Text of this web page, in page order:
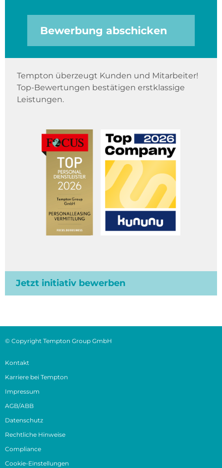
Bewerbung abschicken
Tempton überzeugt Kunden und Mitarbeiter!
Top-Bewertungen bestätigen erstklassige
Leistungen.
Jetzt initiativ bewerben
© Copyright Tempton Group GmbH
Kontakt
Karriere bei Tempton
Impressum
AGB/ABB
Datenschutz
Rechtliche Hinweise
Compliance
Cookie-Einstellungen